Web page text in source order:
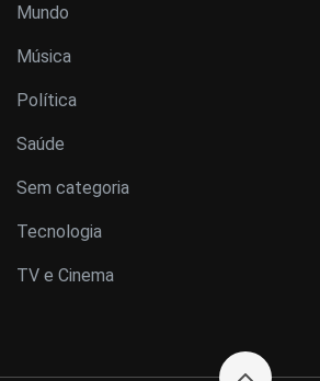
Mundo
Música
Política
Saúde
Sem categoria
Tecnologia
TV e Cinema